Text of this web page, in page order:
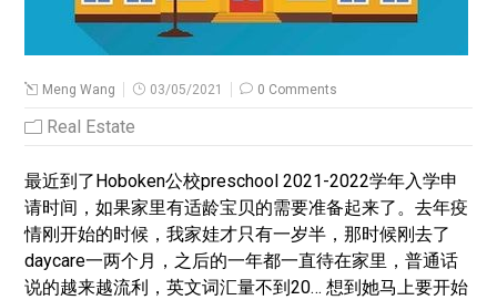
Meng Wang 03/05/2021 0 Comments
Real Estate
最近到了Hoboken公校preschool 2021-2022学年入学申
请时间，如果家里有适龄宝贝的需要准备起来了。去年疫
情刚开始的时候，我家娃才只有一岁半，那时候刚去了
daycare一两个月，之后的一年都一直待在家里，普通话
说的越来越流利，英文词汇量不到20… 想到她马上要开始